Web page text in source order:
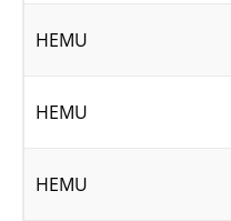
HEMU
HEMU
HEMU